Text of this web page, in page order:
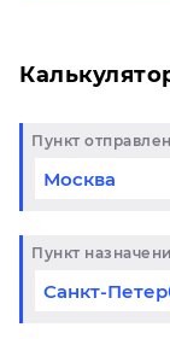
Пункт
Пункт